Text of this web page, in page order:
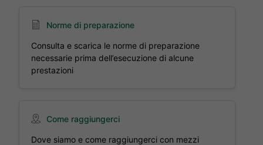
Norme di preparazione
Consulta e scarica le norme di preparazione
necessarie prima dell’esecuzione di alcune
prestazioni
Come raggiungerci
Dove siamo e come raggiungerci con mezzi